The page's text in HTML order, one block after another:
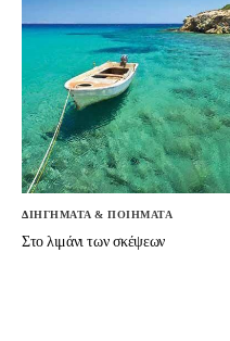
ΔΙΗΓΗΜΑΤΑ & ΠΟΙΗΜΑΤΑ
Στο λιμάνι των σκέψεων